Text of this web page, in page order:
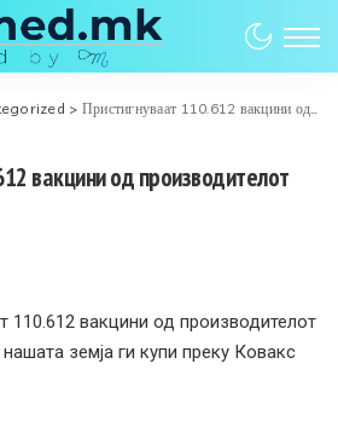
> Пристигнуваат 110.612 вакцини од производителот „Фајзер-Бионтек“
вакцини од производителот
110.612 вакцини од производителот
земја ги купи преку Ковакс